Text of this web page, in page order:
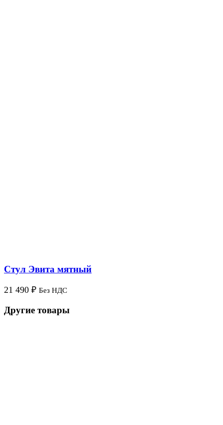
Стул Эвита мятный
21 490 ₽ Без НДС
Другие товары